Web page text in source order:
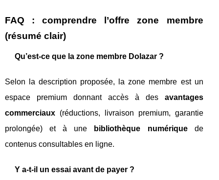
FAQ : comprendre l’offre zone membre
(résumé clair)
Qu’est-ce que la zone membre Dolazar ?
Selon la description proposée, la zone membre est un
espace premium donnant accès à des avantages
commerciaux (réductions, livraison premium, garantie
prolongée) et à une
bibliothèque numériquede
contenus consultables en ligne.
Y a-t-il un essai avant de payer ?